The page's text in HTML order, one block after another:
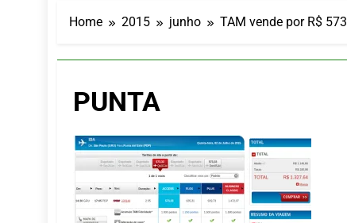
Azul
Turismo
Por
4 De Agosto
Home 2015 junho TAM vende por R$
PUNTA